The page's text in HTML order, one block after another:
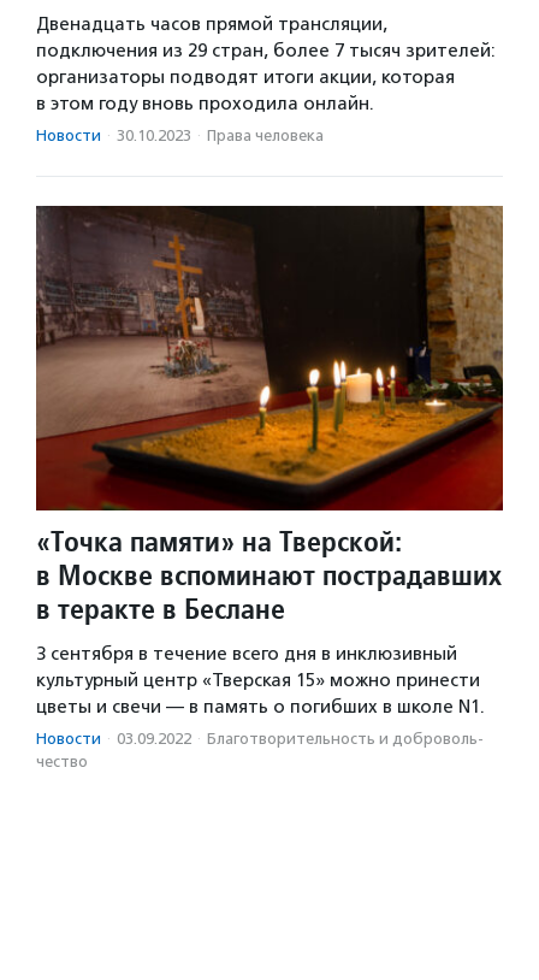
Двенадцать часов прямой трансляции,
подключения из 29 стран, более 7 тысяч зрителей:
организаторы подводят итоги акции, которая
в этом году вновь проходила онлайн.
Новости · 30.10.2023 · Права человека
«Точка памяти» на Тверской:
в Москве вспоминают пострадавших
в теракте в Беслане
3 сентября в течение всего дня в инклюзивный
культурный центр «Тверская 15» можно принести
цветы и свечи — в память о погибших в школе N1.
Новости · 03.09.2022 · Благотвори­тель­ность и доброволь­
чест­во